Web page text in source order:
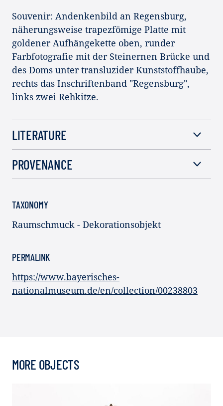
Souvenir: Andenkenbild an Regensburg,
näherungsweise trapezfömige Platte mit
goldener Aufhängekette oben, runder
Farbfotografie mit der Steinernen Brücke und
des Doms unter transluzider Kunststoffhaube,
rechts das Inschriftenband "Regensburg",
links zwei Rehkitze.
LITERATURE
PROVENANCE
TAXONOMY
Raumschmuck - Dekorationsobjekt
PERMALINK
https://www.bayerisches-
nationalmuseum.de/en/collection/00238803
MORE OBJECTS